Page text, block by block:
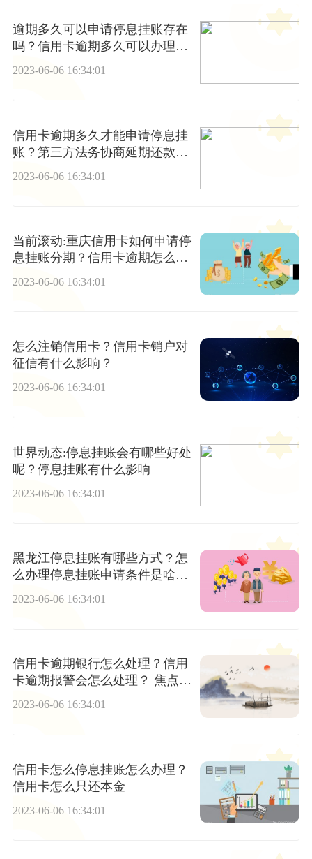
逾期多久可以申请停息挂账存在
吗？信用卡逾期多久可以办理停
息挂账？-全球即时看
2023-06-06 16:34:01
信用卡逾期多久才能申请停息挂
账？第三方法务协商延期还款靠
2023-06-06 16:34:01
当前滚动:重庆信用卡如何申请停
息挂账分期？信用卡逾期怎么
2023-06-06 16:34:01
怎么注销信用卡？信用卡销户对
征信有什么影响？
2023-06-06 16:34:01
世界动态:停息挂账会有哪些好处
呢？停息挂账有什么影响
2023-06-06 16:34:01
黑龙江停息挂账有哪些方式？怎
么办理停息挂账申请条件是啥？|
天天微速讯
2023-06-06 16:34:01
信用卡逾期银行怎么处理？信用
卡逾期报警会怎么处理？ 焦点短
讯
2023-06-06 16:34:01
信用卡怎么停息挂账怎么办理？
信用卡怎么只还本金
2023-06-06 16:34:01